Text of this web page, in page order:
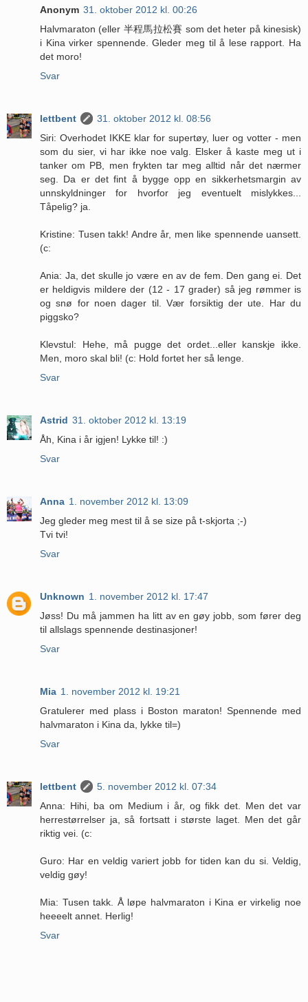
Anonym 31. oktober 2012 kl. 00:26
Halvmaraton (eller 半程馬拉松賽 som det heter på kinesisk)
i Kina virker spennende. Gleder meg til å lese rapport. Ha
det moro!
Svar
lettbent
31. oktober 2012 kl. 08:56
Siri: Overhodet IKKE klar for supertøy, luer og votter - men
som du sier, vi har ikke noe valg. Elsker å kaste meg ut i
tanker om PB, men frykten tar meg alltid når det nærmer
seg. Da er det fint å bygge opp en sikkerhetsmargin av
unnskyldninger for hvorfor jeg eventuelt mislykkes...
Tåpelig? ja.
Kristine: Tusen takk! Andre år, men like spennende uansett.
(c:
Ania: Ja, det skulle jo være en av de fem. Den gang ei. Det
er heldigvis mildere der (12 - 17 grader) så jeg rømmer is
og snø for noen dager til. Vær forsiktig der ute. Har du
piggsko?
Klevstul: Hehe, må pugge det ordet...eller kanskje ikke.
Men, moro skal bli! (c: Hold fortet her så lenge.
Svar
Astrid 31. oktober 2012 kl. 13:19
Åh, Kina i år igjen! Lykke til! :)
Svar
Anna 1. november 2012 kl. 13:09
Jeg gleder meg mest til å se size på t-skjorta ;-)
Tvi tvi!
Svar
Unknown 1. november 2012 kl. 17:47
Jøss! Du må jammen ha litt av en gøy jobb, som fører deg
til allslags spennende destinasjoner!
Svar
Mia 1. november 2012 kl. 19:21
Gratulerer med plass i Boston maraton! Spennende med
halvmaraton i Kina da, lykke til=)
Svar
lettbent
5. november 2012 kl. 07:34
Anna: Hihi, ba om Medium i år, og fikk det. Men det var
herrestørrelser ja, så fortsatt i største laget. Men det går
riktig vei. (c:
Guro: Har en veldig variert jobb for tiden kan du si. Veldig,
veldig gøy!
Mia: Tusen takk. Å løpe halvmaraton i Kina er virkelig noe
heeeelt annet. Herlig!
Svar